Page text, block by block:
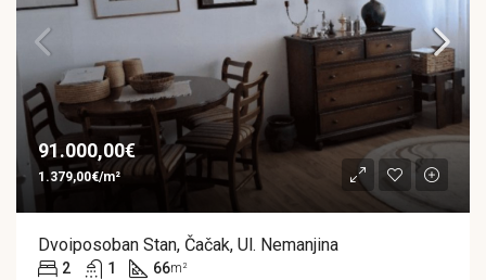
91.000,00€
1.379,00€/m²
Dvoiposoban Stan, Čačak, Ul. Nemanjina
2 1 66m²